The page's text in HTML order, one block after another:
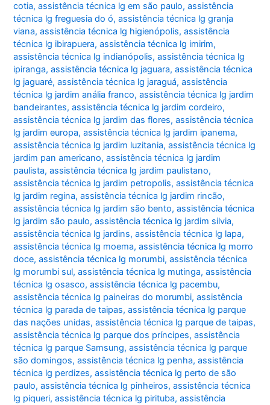
cotia,assistência técnica lg em são paulo,assistência
técnica lg freguesia do ó,assistência técnica lg granja
viana,assistência técnica lg higienópolis,assistência
técnica lg ibirapuera,assistência técnica lg imirim,
assistência técnica lg indianópolis,assistência técnica lg
ipiranga,assistência técnica lg jaguara,assistência técnica
lg jaguaré,assistência técnica lg jaraguá,assistência
técnica lg jardim anália franco,assistência técnica lg jardim
bandeirantes,assistência técnica lg jardim cordeiro,
assistência técnica lg jardim das flores,assistência técnica
lg jardim europa,assistência técnica lg jardim ipanema,
assistência técnica lg jardim luzitania,assistência técnica lg
jardim pan americano,assistência técnica lg jardim
paulista,assistência técnica lg jardim paulistano,
assistência técnica lg jardim petropolis,assistência técnica
lg jardim regina,assistência técnica lg jardim rincão,
assistência técnica lg jardim são bento,assistência técnica
lg jardim são paulo,assistência técnica lg jardim silvia,
assistência técnica lg jardins,assistência técnica lg lapa,
assistência técnica lg moema,assistência técnica lg morro
doce,assistência técnica lg morumbi,assistência técnica
lg morumbi sul,assistência técnica lg mutinga,assistência
técnica lg osasco,assistência técnica lg pacembu,
assistência técnica lg paineiras do morumbi,assistência
técnica lg parada de taipas,assistência técnica lg parque
das nações unidas,assistência técnica lg parque de taipas,
assistência técnica lg parque dos príncipes,assistência
técnica lg parque Samsung,assistência técnica lg parque
são domingos,assistência técnica lg penha,assistência
técnica lg perdizes,assistência técnica lg perto de são
paulo,assistência técnica lg pinheiros,assistência técnica
lg piqueri,assistência técnica lg pirituba,assistência